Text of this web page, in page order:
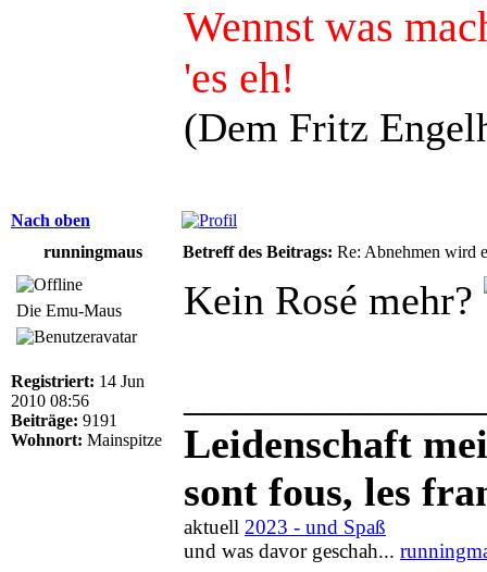
Wennst was
'es eh!
(Dem Fritz
Nach oben
runningmaus
Betreff des Beitrags: Re: Abnehmen wird
Die Emu-Maus
Registriert: 14 Jun
2010 08:56
Beiträge: 9191
Wohnort: Mainspitze
Kein Rosé mehr?
Leidenschaft
sont fous, les
aktuell 2023 - und Spaß
und was davor geschah...